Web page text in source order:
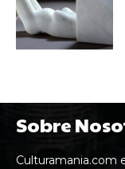
Sobre
Culturamania.com